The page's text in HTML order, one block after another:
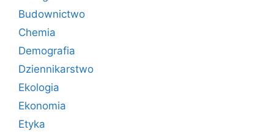
Budownictwo
Chemia
Demografia
Dziennikarstwo
Ekologia
Ekonomia
Etyka